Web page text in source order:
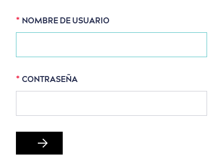
NOMBRE DE USUARIO
CONTRASEÑA